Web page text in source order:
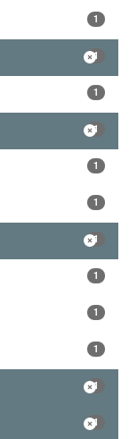
1
1
1
1
1
1
1
1
1
1
1
1